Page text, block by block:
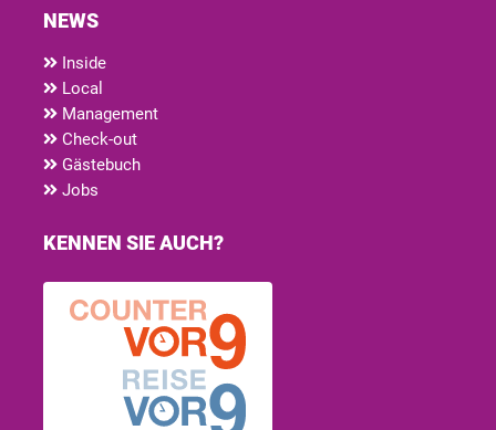
NEWS
Inside
Local
Management
Check-out
Gästebuch
Jobs
KENNEN SIE AUCH?